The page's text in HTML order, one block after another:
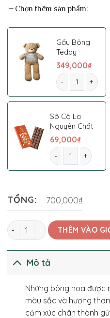
Chọn thêm sản phẩm:
Gấu Bông
Teddy
349,000₫
Giỏ hoa 35 số
Sô Cô La
Nguyên Chất
69,000₫
Giỏ hoa 35 số
TỔNG: 700,000₫
Giỏ hoa 35 số lượngTHÊM VÀO
Mô tả
Những bông hoa được
màu sắc và hương
cảm xúc chân thành